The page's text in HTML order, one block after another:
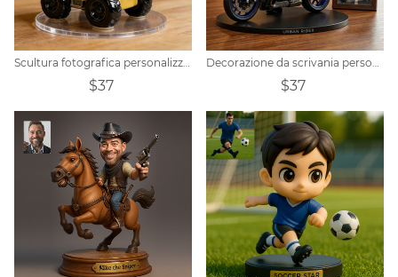
$37 $37